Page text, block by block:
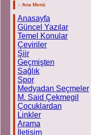
:: Ana Menü
Anasayfa
Güncel Yazılar
Temel Konular
Çeviriler
Şiir
Geçmişten
Sağlık
Spor
Medyadan Seçmeler
M. Said Çekmegil
Çocuklardan
Linkler
Arama
İletişim